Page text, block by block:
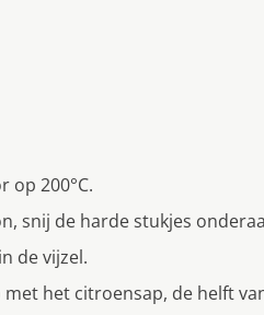
op 200°C.
snij de harde stukjes
de vijzel.
met het citroensap, de helft